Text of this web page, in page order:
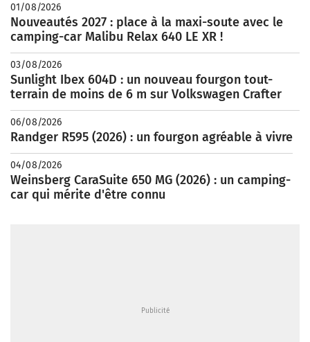
01/08/2026
Nouveautés 2027 : place à la maxi-soute avec le
camping-car Malibu Relax 640 LE XR !
03/08/2026
Sunlight Ibex 604D : un nouveau fourgon tout-
terrain de moins de 6 m sur Volkswagen Crafter
06/08/2026
Randger R595 (2026) : un fourgon agréable à vivre
04/08/2026
Weinsberg CaraSuite 650 MG (2026) : un camping-
car qui mérite d'être connu